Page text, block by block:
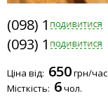
(098) 112-1915
(093) 112-7262
Ціна від: 650грн/час
Місткість: 6чол.